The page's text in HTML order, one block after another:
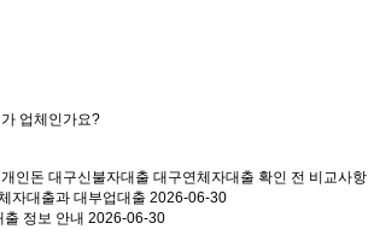
업체인가요?
인돈 대구신불자대출 대구연체자대출 확인 전 비교사항
자대출과 대부업대출 2026-06-30
정보 안내 2026-06-30